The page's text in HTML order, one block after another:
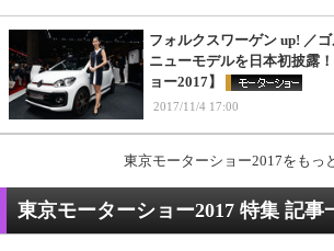
フォルクスワーゲン up! ／
ニューモデルを日本初披露
ョー2017】
2017/11/4 17:00
東京モーターショー2017をもっ
東京モーターショー2017 特集 記事